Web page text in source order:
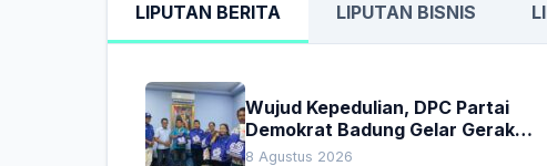
LIPUTAN BERITA LIPUTAN BISNIS
Wujud Kepedulian, DPC Partai
Demokrat Badung Gelar Gerakan
Donor Darah
8 Agustus 2026